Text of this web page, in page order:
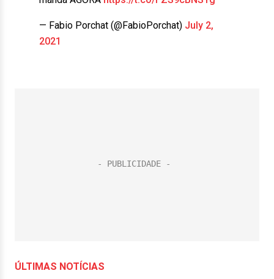
— Fabio Porchat (@FabioPorchat) July 2,
2021